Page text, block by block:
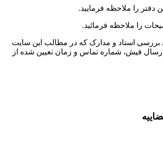
دفتر را ملاحظه فرمایید.
را ملاحظه فرمائید.
اسناد و مدارک که در مطالب این سایت
فیش، شماره تماس و زمان تعیین شده از